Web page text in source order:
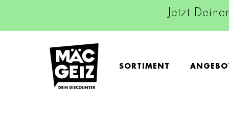
Jetzt
SORTIMENT